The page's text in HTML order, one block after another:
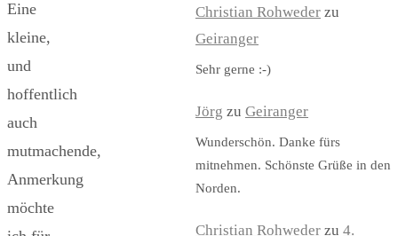
Eine
kleine,
und
hoffentlich
auch
mutmachende,
Anmerkung
möchte
Christian Rohweder zu
Geiranger
Sehr gerne :-)
Jörg zu Geiranger
Wunderschön. Danke fürs
mitnehmen. Schönste Grüße in den
Norden.
Christian Rohweder zu 4.